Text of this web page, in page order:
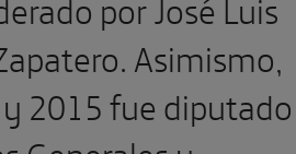
Asimismo,
2015 fue diputado